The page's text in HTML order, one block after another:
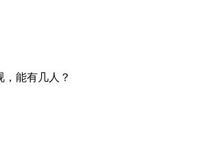
能有几人？